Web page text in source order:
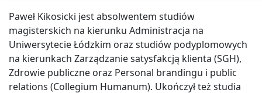
Paweł Kikosicki jest absolwentem studiów
magisterskich na kierunku Administracja na
Uniwersytecie Łódzkim oraz studiów podyplomowych
na kierunkach Zarządzanie satysfakcją klienta (SGH),
Zdrowie publiczne oraz Personal brandingu i public
relations (Collegium Humanum). Ukończył też studia
możesz w każdej chwili cofnąć, możesz też wycofać zgodę na
przetwarzanie Twoich danych tylko w niektórych celach. Jeżeli
chcesz dowiedzieć się więcej lub chcesz przeprowadzić konfigurację
szczegółową - możesz tego dokonać za pomocą „Ustawień
zaawansowanych”.
Więcej informacji na temat wykorzystywania narzędzi zewnętrznych